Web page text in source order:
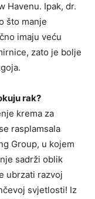
Havenu. Ipak, dr.
što manje
imaju veću
zato je bolje
rak?
krema za
rasplamsala
Group, u kojem
sadrži oblik
ubrzati razvoj
svjetlosti! Iz